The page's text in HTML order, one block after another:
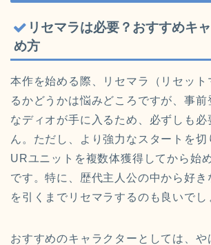
リセマラは必要？おすすめキ
め方
本作を始める際、リセマラ（リセット
るかどうかは悩みどころですが、事前
なディオが手に入るため、必ずしも必
ん。ただし、より強力なスタートを切
URユニットを複数体獲得してから始
です。特に、歴代主人公の中から好き
を引くまでリセマラするのも良いでし
おすすめのキャラクターとしては、や